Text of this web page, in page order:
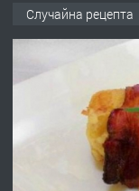
Случайна рецепта